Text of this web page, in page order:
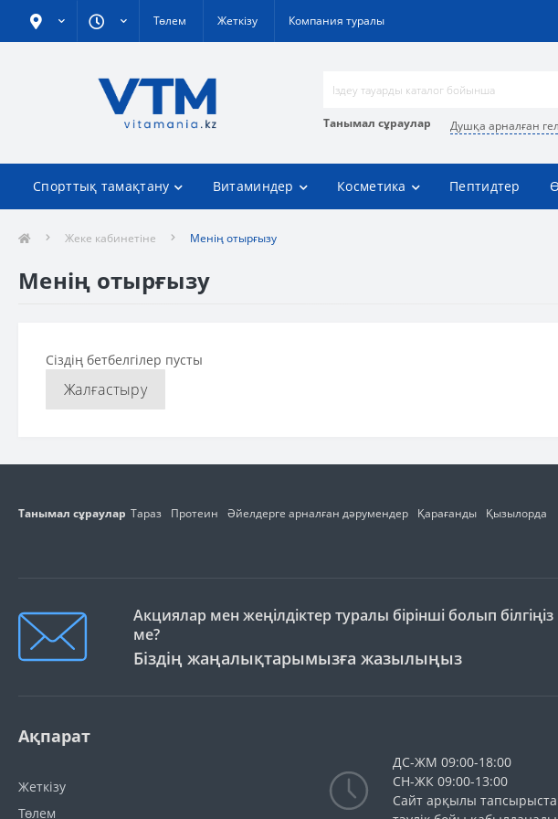
Төлем Жеткізу Компания туралы
Танымал сұраулар Душқа арналған
Спорттық тамақтану Витаминдер Косметика Пептидтер
Жеке кабинетіне Менің отырғызу
Менің отырғызу
Сіздің бетбелгілер пусты
Жалғастыру
Танымал сұраулар Тараз Протеин Әйелдерге арналған дәрумендер Қарағанды Қызылорда
Акциялар мен жеңілдіктер туралы бірінші болып білгіңіз
ме?
Біздің жаңалықтарымызға жазылыңыз
Ақпарат
Жеткізу
Төлем
ДС-ЖМ 09:00-18:00
СН-ЖК 09:00-13:00
Сайт арқылы